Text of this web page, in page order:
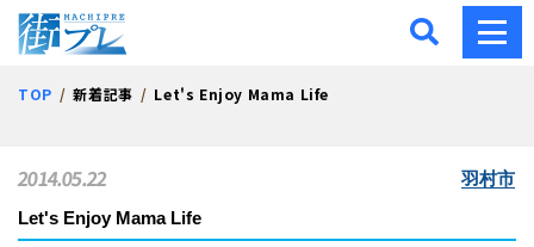
街プレ -東京・西多摩の
TOP 新着記事 Let's Enjoy Mama Life
Let's Enjoy Mama Life
2014.05.22 羽村市